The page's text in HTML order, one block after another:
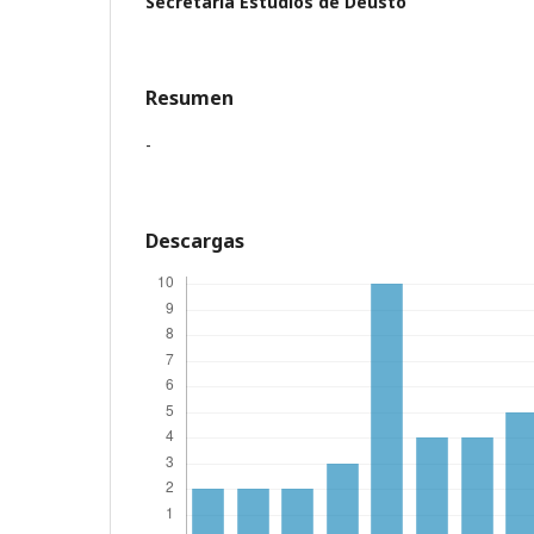
Resumen
-
Descargas